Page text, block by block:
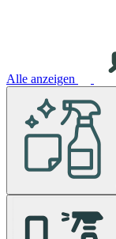
Alle anzeigen